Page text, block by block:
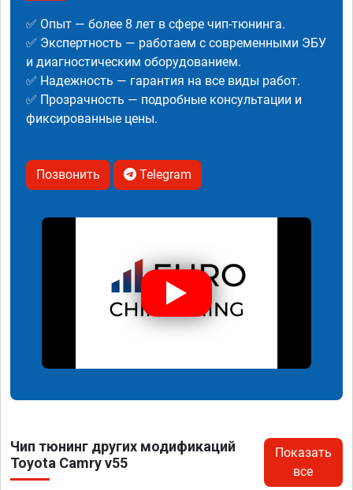
✅ Опыт — более 8 лет в сфере чип-тюнинга.
✅ Экспертность — работаем с современными ЭБУ
и диагностическим оборудованием.
✅ Надежность — гарантия на все виды работ.
✅ Прозрачность — подробные консультации и
фиксированные цены.
Позвонить Telegram
Чип тюнинг других модификаций
Toyota Camry v55
Показать
все